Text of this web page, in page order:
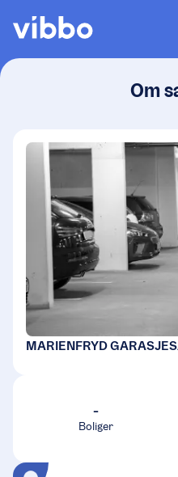
Om
MARIENFRYD
-
Boliger